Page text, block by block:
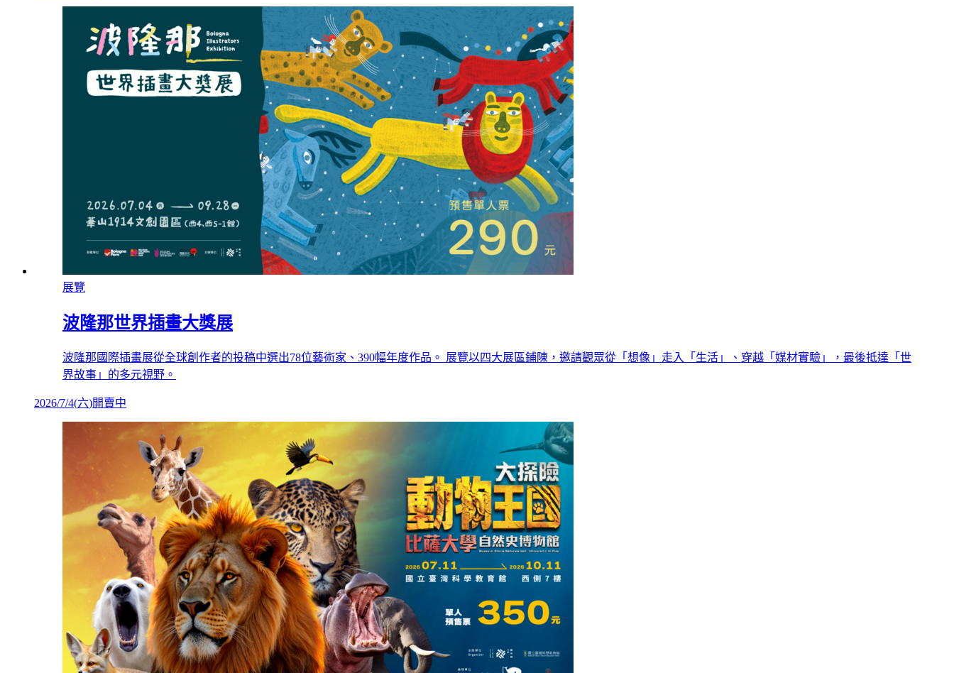
展覽
波隆那世界插畫大獎展
波隆那國際插畫展從全球創作者的投稿中選出78位藝術家、390幅年度作品。 展覽以四大展區鋪陳，邀請觀眾從「想像」走入「生活」、穿越「媒材實驗」，最後抵達「世
界故事」的多元視野。
2026/7/4(六)開賣中